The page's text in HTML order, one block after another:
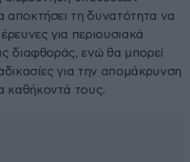
αποκτήσει τη δυνατότητα να
για περιουσιακά
διαφθοράς, ενώ θα μπορεί
για την απομάκρυνση
καθήκοντά τους.